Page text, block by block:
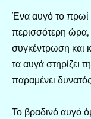
Ένα αυγό το πρωί
περισσότερη ώρα,
συγκέντρωση και
τα αυγά στηρίζει
παραμένει
Το βραδινό αυγό